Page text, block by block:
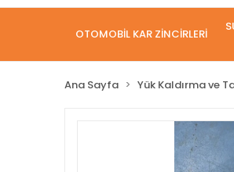
OTOMOBİL KAR ZİNCİRLERİ
Ana Sayfa Yük Kaldırma ve